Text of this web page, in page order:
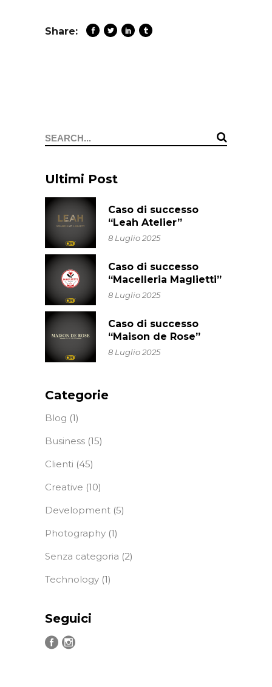
Share:
Ultimi Post
Caso di successo
“Leah Atelier”
8 Luglio 2025
Caso di successo
“Macelleria Maglietti”
8 Luglio 2025
Caso di successo
“Maison de Rose”
8 Luglio 2025
Categorie
Blog (1)
Business (15)
Clienti (45)
Creative (10)
Development (5)
Photography (1)
Senza categoria (2)
Technology (1)
Seguici